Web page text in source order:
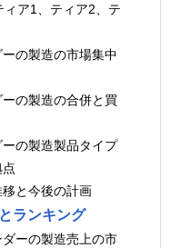
ア1、ティア2、テ
ーの製造製品タイプ
点
移と今後の計画
ランキング